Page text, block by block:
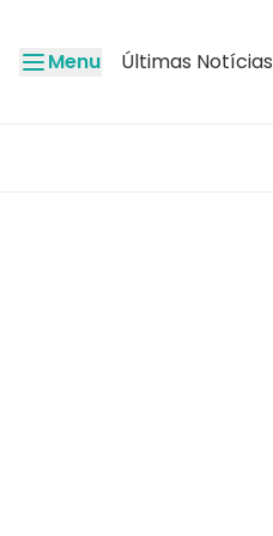
Menu Últimas Notícias